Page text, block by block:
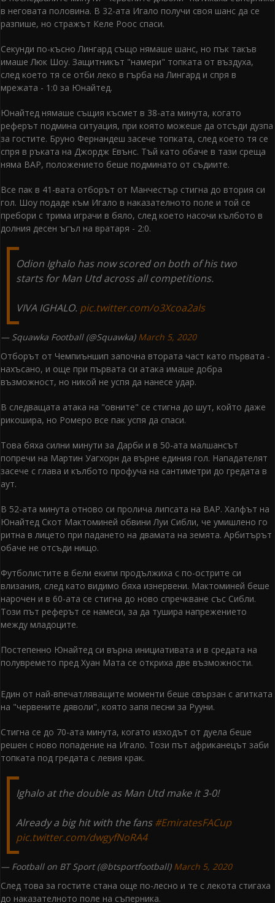
в неговата половина. В 32-ата Игало получи своя шанс да се
разпише, но стражът Келе Роос спаси.
Секунди по-късно Лингард също нямаше шанс, но пък такъв
имаше Люк Шоу. Защитникът "намери" топката от въздуха,
след което тя се отби леко в гърба на Лингард и спря в
мрежата - 1:0 за Юнайтед.
Юнайтед нямаше същия късмет в 38-ата минута, когато
реферът подмина ситуация, при която можеше да отсъди дузпа
за гостите. Бруно Фернандеш засече топката, след което тя се
спря в ръката на Джордж Евънс. Тъй като обаче в тази среща
няма ВАР, положението беше подминато от съдиите.
Все пак в 41-вата отборът от Манчестър стигна до втория си
гол. Шоу подаде към Игало в наказателното поле и той се
пребори с трима играчи в бяло, след което насочи кълбото в
долния десен ъгъл на вратаря - 2:0.
Odion Ighalo has now scored on both of his two
starts for Man Utd across all competitions.
VIVA IGHALO. pic.twitter.com/o3Xcoa2als
— Squawka Football (@Squawka) March 5, 2020
Отборът от Чемпиъншип започна втората част като първата -
нахъсано, и още при първата си атака имаше добра
възможност, но никой не успя да нанесе удар.
В следващата атака на "овните" се стигна до шут, който даже
рикошира, но Ромеро все пак успя да спаси.
Това бяха силни минути за Дарби и в 50-ата малшансът
попречи на Мартин Уагхорн да върне единия гол. Нападателят
засече с глава и кълбото профуча на сантиметри до гредата в
аут.
В 52-ата минута отново си пролича липсата на ВАР. Халфът на
Юнайтед Скот Мактоминей обвини Луи Сибли, че умишлено го
ритна в лицето при падането на двамата на земята. Арбитърът
обаче не отсъди нищо.
Футболистите в бели екипи продължиха с по-острите си
влизания, след като видимо бяха изнервени. Мактоминей беше
нарочен и в 60-ата се стигна до ново спречкване със Сибли.
Този път реферът се намеси, за да тушира напрежението
между младоците.
Постепенно Юнайтед си върна инициативата и в средата на
полувремето пред Хуан Мата се откриха две възможности.
Един от най-впечатляващите моменти беше свързан с агитката
на "червените дяволи", която запя песни за Рууни.
Стигна се до 70-ата минута, когато изходът от дуела беше
решен с ново попадение на Игало. Този път африканецът заби
топката под гредата с левия крак.
Ighalo at the double as Man Utd make it 3-0!
Already a big hit with the fans#EmiratesFACup
pic.twitter.com/dwgyfNoRA4
— Football on BT Sport (@btsportfootball) March 5, 2020
След това за гостите стана още по-лесно и те с лекота стигаха
до наказателното поле на съперника.